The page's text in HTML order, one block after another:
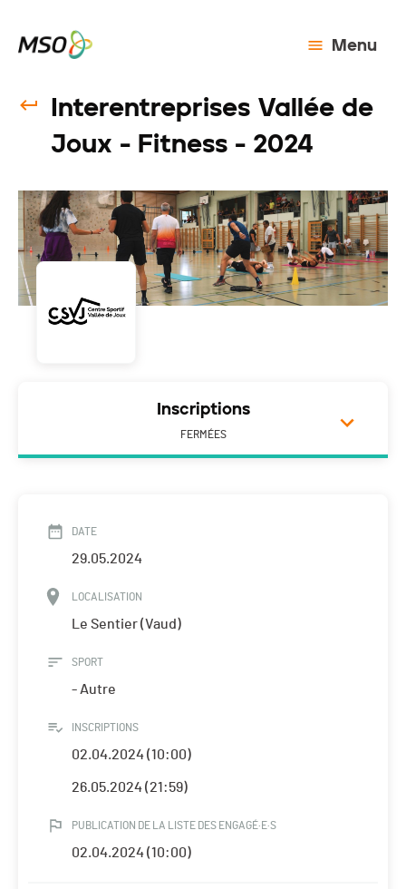
Menu
Interentreprises Vallée de
Joux - Fitness - 2024
Inscriptions
FERMÉES
DATE
29.05.2024
LOCALISATION
Le Sentier (Vaud)
SPORT
- Autre
INSCRIPTIONS
02.04.2024 (10:00)
26.05.2024 (21:59)
PUBLICATION DE LA LISTE DES ENGAGÉ·E·S
02.04.2024 (10:00)